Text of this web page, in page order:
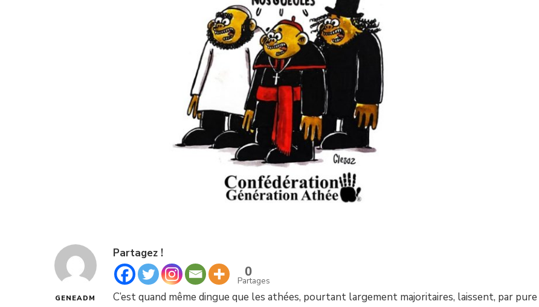
GENEADM
Partagez !
0
Partages
C’est quand même dingue que les athées, pourtant largement majoritaires, laissent, par pure